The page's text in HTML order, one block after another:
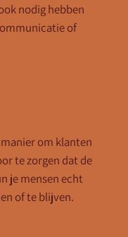
nodig hebben
of
om klanten
te zorgen dat de
je mensen echt
of te blijven.